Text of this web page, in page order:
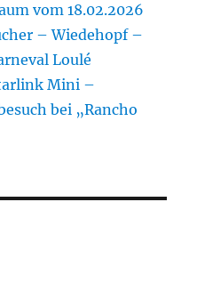
vom 18.02.2026
– Wiedehopf –
Loulé
Mini –
bei „Rancho